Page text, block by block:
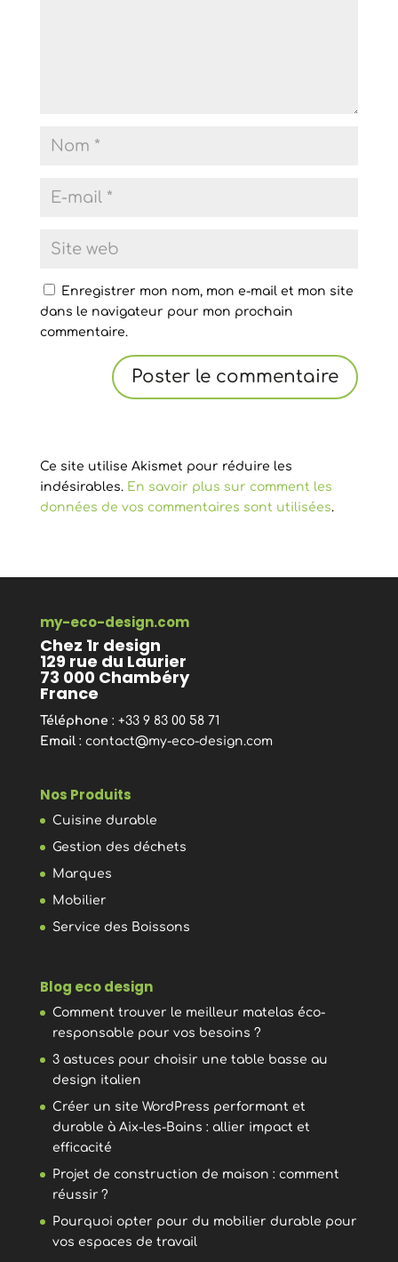
Enregistrer mon nom, mon e-mail et mon site
dans le navigateur pour mon prochain
commentaire.
Ce site utilise Akismet pour réduire les
indésirables. En savoir plus sur comment les
données de vos commentaires sont utilisées.
my-eco-design.com
Chez 1r design
129 rue du Laurier
73 000 Chambéry
France
Téléphone : +33 9 83 00 58 71
Email: contact@my-eco-design.com
Nos Produits
Cuisine durable
Gestion des déchets
Marques
Mobilier
Service des Boissons
Blog eco design
Comment trouver le meilleur matelas éco-
responsable pour vos besoins ?
3 astuces pour choisir une table basse au
design italien
Créer un site WordPress performant et
durable à Aix-les-Bains : allier impact et
efficacité
Projet de construction de maison : comment
réussir ?
Pourquoi opter pour du mobilier durable pour
vos espaces de travail